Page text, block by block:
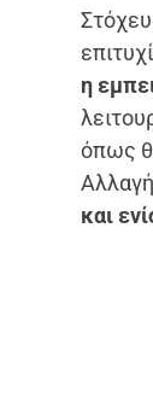
η
όπως
και